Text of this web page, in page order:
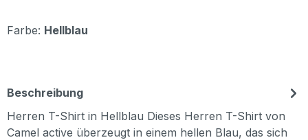
Farbe: Hellblau
Beschreibung
Herren T-Shirt in Hellblau Dieses Herren T-Shirt von
Camel active überzeugt in einem hellen Blau, das sich